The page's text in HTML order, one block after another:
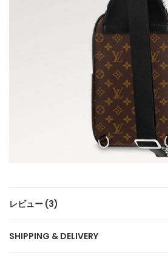
レビュー (3)
SHIPPING & DELIVERY